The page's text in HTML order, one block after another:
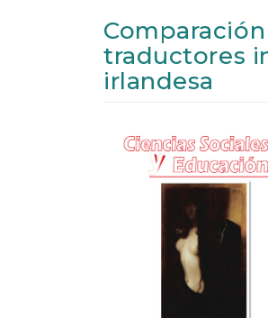
traductores
irlandesa
Barra
lateral
artigos